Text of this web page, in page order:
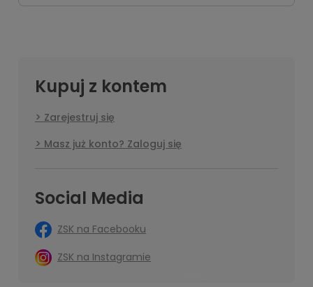
Kupuj z kontem
Zarejestruj się
Masz już konto? Zaloguj się
Social Media
ZSK na Facebooku
ZSK na Instagramie